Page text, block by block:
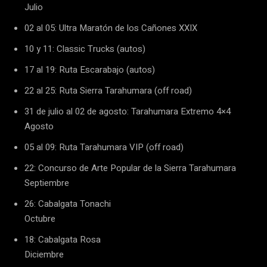
Julio
02 al 05: Ultra Maratón de los Cañones XXIX
10 y 11: Classic Trucks (autos)
17 al 19: Ruta Escarabajo (autos)
22 al 25: Ruta Sierra Tarahumara (off road)
31 de julio al 02 de agosto: Tarahumara Extremo 4×4
Agosto
05 al 09: Ruta Tarahumara VIP (off road)
22: Concurso de Arte Popular de la Sierra Tarahumara
Septiembre
26: Cabalgata Tonachi
Octubre
18: Cabalgata Rosa
Diciembre